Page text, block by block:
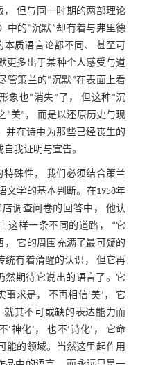
， 但与同一时期的两部理论
中的“沉默”却有着与弗里德
质语言论都不同、 甚至可
更多出于某种个人感受与道
管策兰的“沉默”在表面上看
象也“消失”了， 但这种“沉
“美”， 而是以还原历史与现
并在诗中为那些已经丧生的
我证明与宣告。
特殊性， 我们必须结合策兰
文学的基本判断。在1958年
调查问卷的回答中， 他认
这样一条不同的道路， “它
， 它的周围充满了最可疑的
统有着清醒的认识， 但它再
然期待它说出的语言了。它
求是， 不再相信‘美’， 它
其不可或缺的表达能力而
神化’， 也不‘诗化’， 它命
能的领域。当然这里起作用